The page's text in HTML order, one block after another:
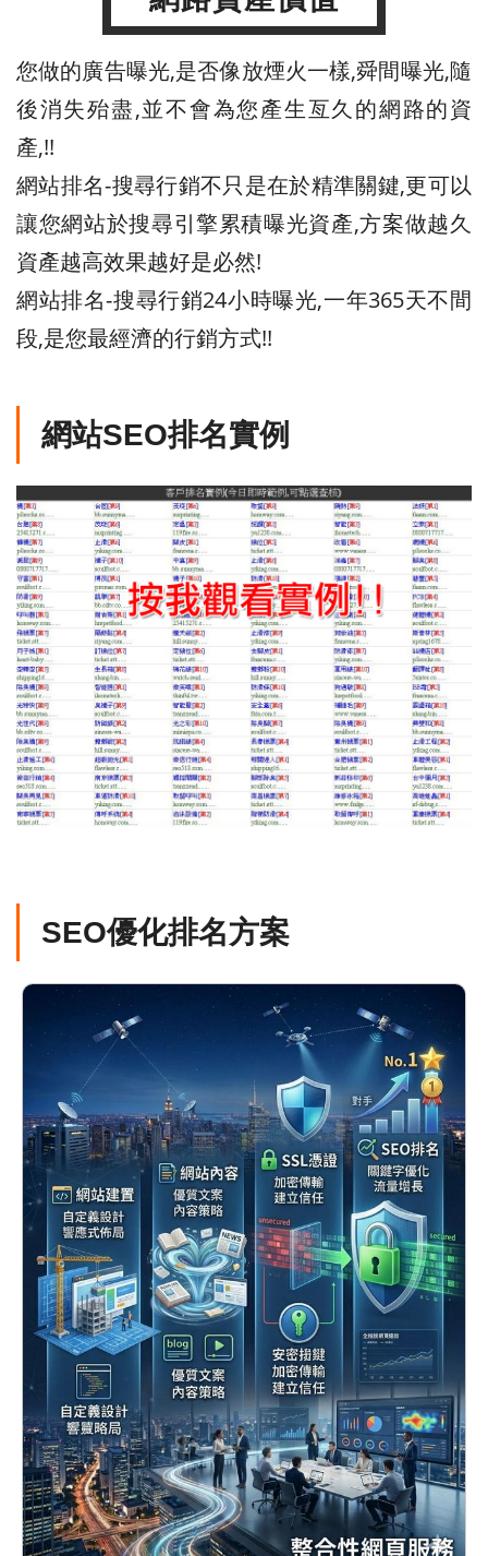
您做的廣告曝光,是否像放煙火一樣,舜間曝光,隨
後消失殆盡,並不會為您產生亙久的網路的資
產,!!
網站排名-搜尋行銷不只是在於精準關鍵,更可以
讓您網站於搜尋引擎累積曝光資產,方案做越久
資產越高效果越好是必然!
網站排名-搜尋行銷24小時曝光,一年365天不間
段,是您最經濟的行銷方式!!
網站SEO排名實例
SEO優化排名方案